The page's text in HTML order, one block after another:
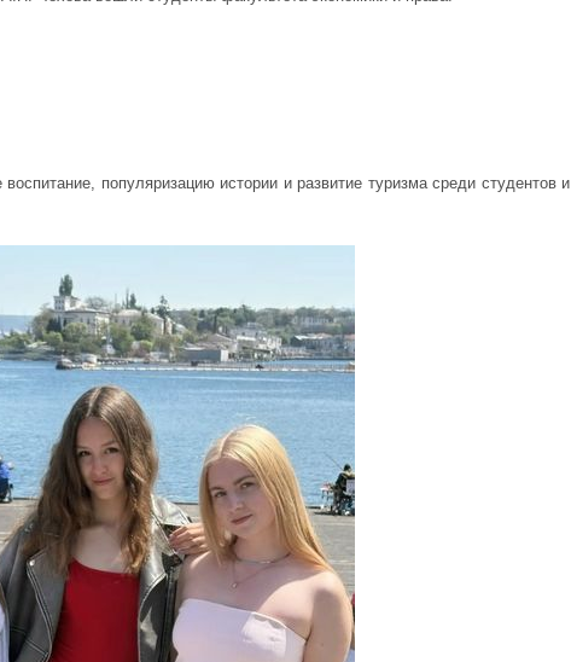
популяризацию истории и развитие туризма среди студентов и